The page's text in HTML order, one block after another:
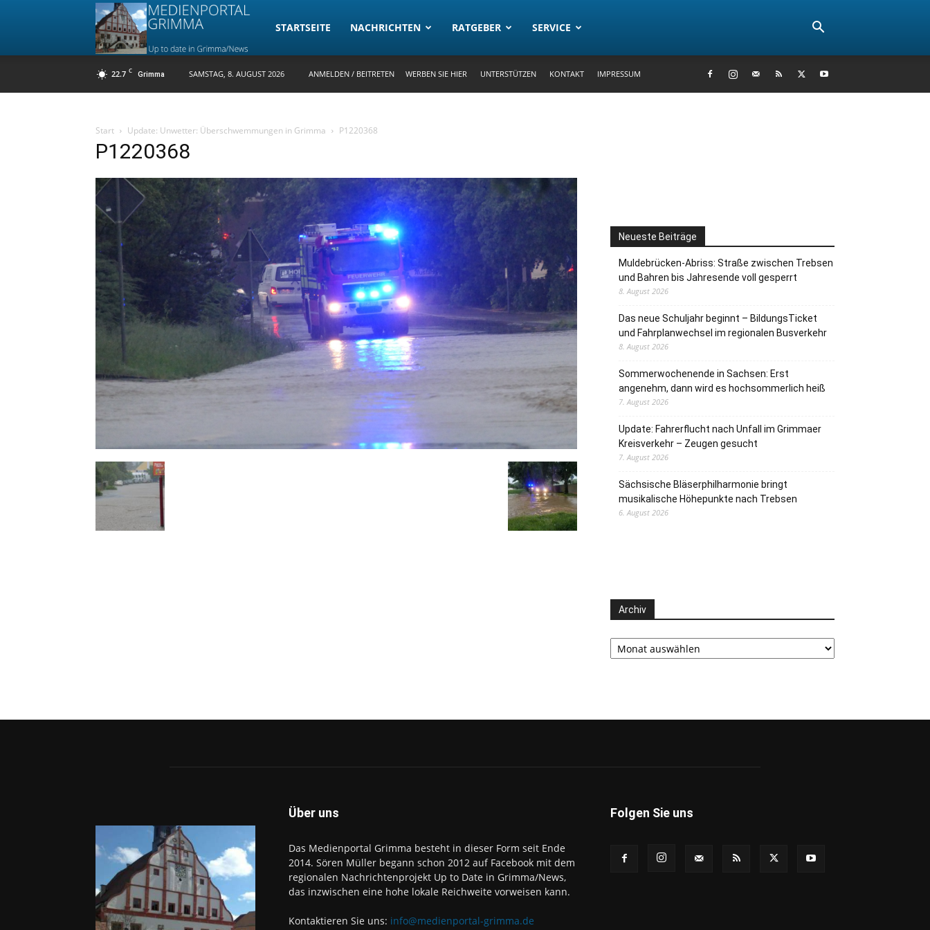
Medienportal
STARTSEITE NACHRICHTEN RATGEBER SERVICE
22.7 C Grimma SAMSTAG, 8. AUGUST 2026 ANMELDEN / BEITRETEN WERBEN SIE HIER UNTERSTÜTZEN KONTAKT IMPRESSUM
Start Update: Unwetter: Überschwemmungen in Grimma P1220368
P1220368
Neueste Beiträge
Muldebrücken-Abriss: Straße zwischen Trebsen
und Bahren bis Jahresende voll gesperrt
8. August 2026
Das neue Schuljahr beginnt – BildungsTicket
und Fahrplanwechsel im regionalen Busverkehr
8. August 2026
Sommerwochenende in Sachsen: Erst
angenehm, dann wird es hochsommerlich heiß
7. August 2026
Update: Fahrerflucht nach Unfall im Grimmaer
Kreisverkehr – Zeugen gesucht
7. August 2026
Sächsische Bläserphilharmonie bringt
musikalische Höhepunkte nach Trebsen
6. August 2026
Archiv
Archiv
Über uns
Das Medienportal Grimma besteht in dieser Form seit Ende
2014. Sören Müller begann schon 2012 auf Facebook mit dem
regionalen Nachrichtenprojekt Up to Date in Grimma/News,
das inzwischen eine hohe lokale Reichweite vorweisen kann.
Kontaktieren Sie uns: info@medienportal-grimma.de
Folgen Sie uns